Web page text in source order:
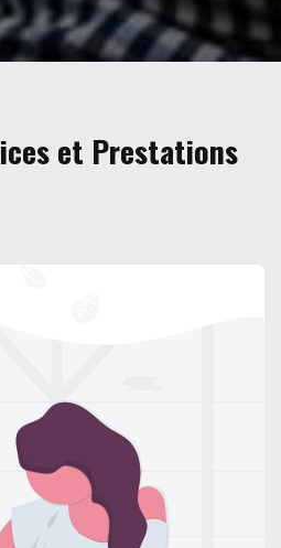
et Prestations